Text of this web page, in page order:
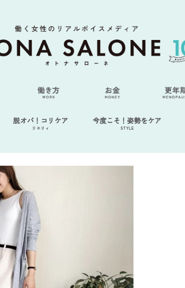
脱オバ！コリケア
リエリィ
今度こそ！姿勢をケア
STYLE